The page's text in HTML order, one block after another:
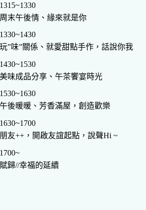
1315~1330
周末午後情、緣來就是你
1330~1430
玩”味”關係、就愛甜點手作，話說你我
1430~1530
美味成品分享、午茶饗宴時光
1530~1630
午後暖暖、芳香滿屋，創造歡樂
1630~1700
朋友++，開啟友誼起點，說聲Hi ~
1700~
賦歸//幸福的延續